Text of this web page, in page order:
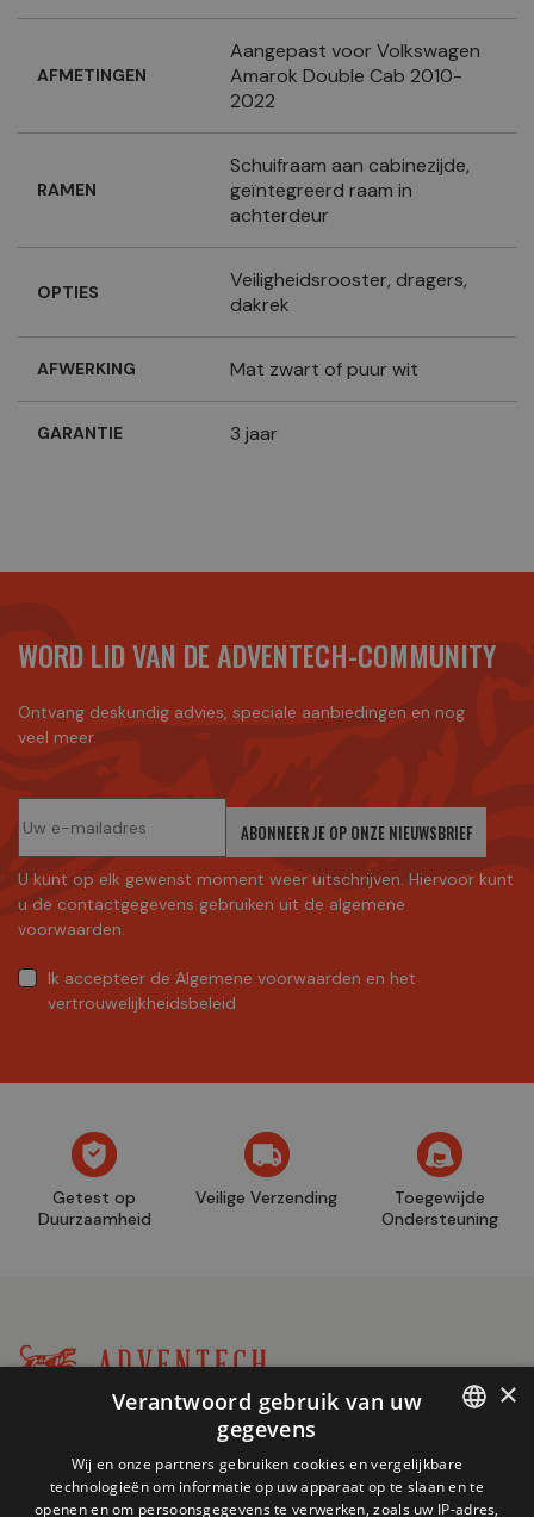
AFMETINGEN
Aangepast voor Volkswagen
Amarok Double Cab 2010-
2022
RAMEN
Schuifraam aan cabinezijde,
geïntegreerd raam in
achterdeur
OPTIES
Veiligheidsrooster, dragers,
dakrek
AFWERKING Mat zwart of puur wit
GARANTIE 3 jaar
WORD LID VAN DE ADVENTECH-COMMUNITY
Ontvang deskundig advies, speciale aanbiedingen en nog
veel meer.
ABONNEER JE OP ONZE NIEUWSBRIEF
U kunt op elk gewenst moment weer uitschrijven. Hiervoor kunt
u de contactgegevens gebruiken uit de algemene
voorwaarden.
Ik accepteer de Algemene voorwaarden en het
vertrouwelijkheidsbeleid
Getest op
Duurzaamheid
Veilige Verzending
Toegewijde
Ondersteuning
store@adventech.be
Mercuriusstraat 24 - 1930 Zaventem
FRENCH
×
Verantwoord gebruik van uw
gegevens
Wij en onze partners gebruiken cookies en vergelijkbare
technologieën om informatie op uw apparaat op te slaan en te
openen en om persoonsgegevens te verwerken, zoals uw IP-adres,